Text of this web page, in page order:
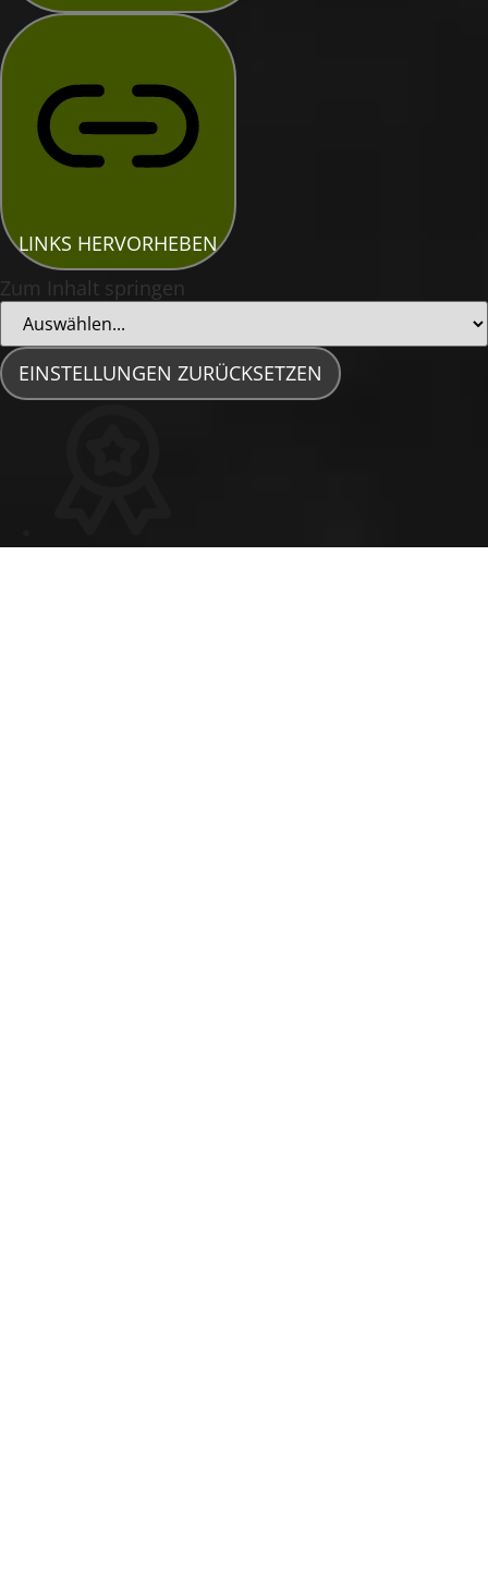
LINKS HERVORHEBEN
Zum Inhalt springen
EINSTELLUNGEN ZURÜCKSETZEN